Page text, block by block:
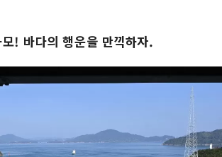
! 바다의 행운을 만끽하자.